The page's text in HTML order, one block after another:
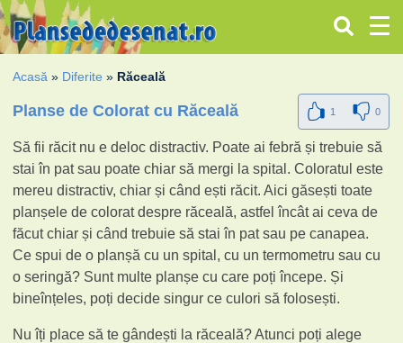
Acasă » Diferite » Răceală
Planse de Colorat cu Răceală 1 0
Să fii răcit nu e deloc distractiv. Poate ai febră și trebuie să
stai în pat sau poate chiar să mergi la spital. Coloratul este
mereu distractiv, chiar și când ești răcit. Aici găsești toate
planșele de colorat despre răceală, astfel încât ai ceva de
făcut chiar și când trebuie să stai în pat sau pe canapea.
Ce spui de o planșă cu un spital, cu un termometru sau cu
o seringă? Sunt multe planșe cu care poți începe. Și
bineînțeles, poți decide singur ce culori să folosești.
Nu îți place să te gândești la răceală? Atunci poți alege